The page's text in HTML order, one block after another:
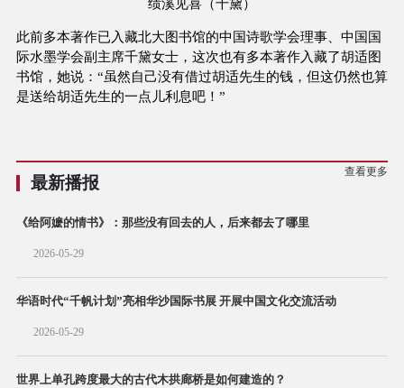
此前多本著作已入藏北大图书馆的中国诗歌学会理事、中国国
际水墨学会副主席千黛女士，这次也有多本著作入藏了胡适图
书馆，她说：“虽然自己没有借过胡适先生的钱，但这仍然也算
是送给胡适先生的一点儿利息吧！”
最新播报
查看更多
《给阿嬷的情书》：那些没有回去的人，后来都去了哪里
2026-05-29
华语时代“千帆计划”亮相华沙国际书展 开展中国文化交流活动
2026-05-29
世界上单孔跨度最大的古代木拱廊桥是如何建造的？